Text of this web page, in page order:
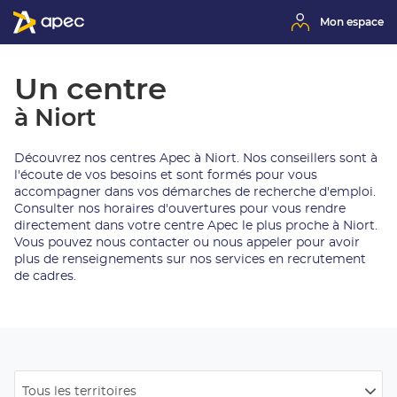
Mon espace
Un centre
à Niort
Découvrez nos centres Apec à Niort. Nos conseillers sont à
l'écoute de vos besoins et sont formés pour vous
accompagner dans vos démarches de recherche d'emploi.
Consulter nos horaires d'ouvertures pour vous rendre
directement dans votre centre Apec le plus proche à Niort.
Vous pouvez nous contacter ou nous appeler pour avoir
plus de renseignements sur nos services en recrutement
de cadres.
Tous les territoires